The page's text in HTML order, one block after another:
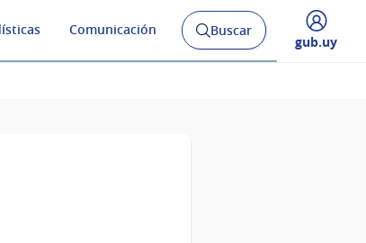
Comunicación
Abrir
buscador
Buscar
Desplegar
gub.uy